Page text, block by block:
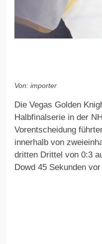
Von: importer
Die Vegas Golden
Halbfinalserie in der
Vorentscheidung
innerhalb von
dritten Drittel von 0:3
Dowd 45 Sekunden